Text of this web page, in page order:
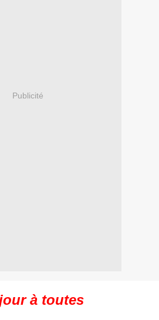
Publicité
à toutes